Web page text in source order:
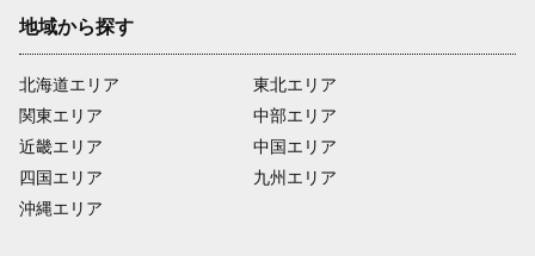
地域から探す
北海道エリア
関東エリア
近畿エリア
四国エリア
沖縄エリア
東北エリア
中部エリア
中国エリア
九州エリア